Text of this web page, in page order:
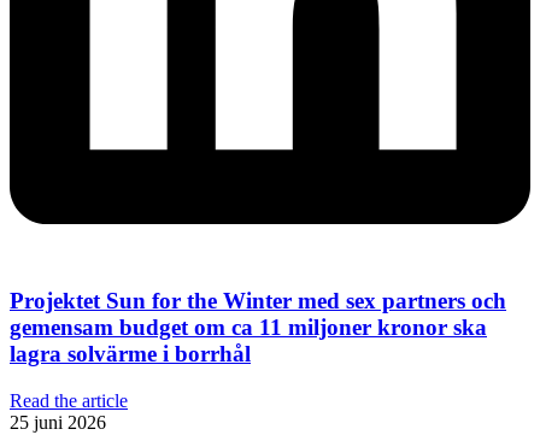
Projektet Sun for the Winter med sex partners och
gemensam budget om ca 11 miljoner kronor ska
lagra solvärme i borrhål
Read the article
25 juni 2026